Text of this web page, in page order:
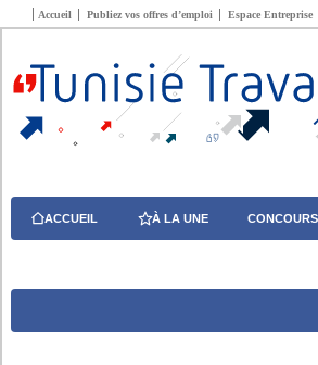
Accueil Publiez vos offres d’emploi Espace Entreprise
ACCUEIL À LA UNE